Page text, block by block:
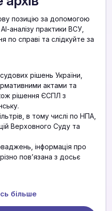
позицію за допомогою
аналізу практики ВСУ,
по справі та слідкуйте за
рішень України,
актами та
рішення ЄСПЛ з
в тому числі по НПА,
Верховного Суду та
інформація про
повʼязана з досьє
більше